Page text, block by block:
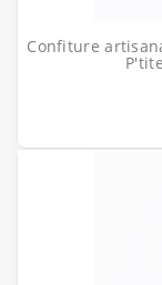
Confiture